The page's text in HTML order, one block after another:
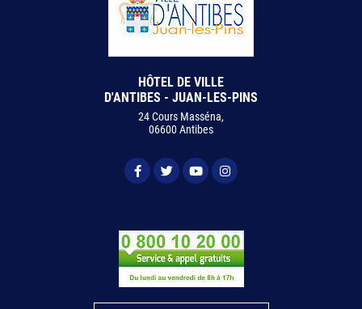
HÔTEL DE VILLE
D'ANTIBES - JUAN-LES-PINS
24 Cours Masséna,
06600 Antibes